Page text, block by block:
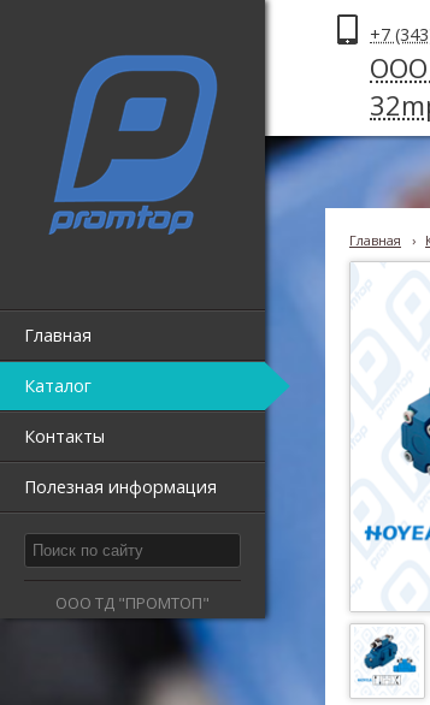
Главная
Каталог
Контакты
Полезная информация
ООО ТД "ПРОМТОП"
+7
Главная ›